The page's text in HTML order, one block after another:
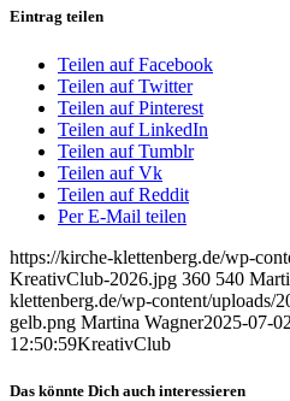
Eintrag teilen
Teilen auf Facebook
Teilen auf Twitter
Teilen auf Pinterest
Teilen auf LinkedIn
Teilen auf Tumblr
Teilen auf Vk
Teilen auf Reddit
Per E-Mail teilen
https://kirche-klettenberg.de/wp-
KreativClub-2026.jpg 360 540
klettenberg.de/wp-content/
gelb.png Martina Wagner2025-07-
12:50:59KreativClub
Das könnte Dich auch interessieren